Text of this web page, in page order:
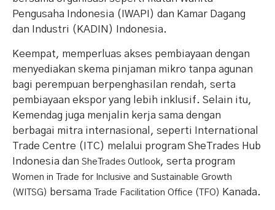
Pengusaha Indonesia (IWAPI) dan Kamar Dagang
dan Industri (KADIN) Indonesia.
Keempat, memperluas akses pembiayaan dengan
menyediakan skema pinjaman mikro tanpa agunan
bagi perempuan berpenghasilan rendah, serta
pembiayaan ekspor yang lebih inklusif. Selain itu,
Kemendag juga menjalin kerja sama dengan
berbagai mitra internasional, seperti International
Trade Centre (ITC) melalui program SheTrades Hub
Indonesia dan SheTrades Outlook, serta program
Women in Trade for Inclusive and Sustainable Growth
(WITSG) bersama Trade Facilitation Office (TFO) Kanada.